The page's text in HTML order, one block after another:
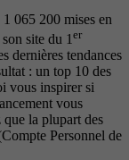
065 200 mises en
site du 1 er
dernières tendances
: un top 10 des
vous inspirer si
vous
que la plupart des
Personnel de